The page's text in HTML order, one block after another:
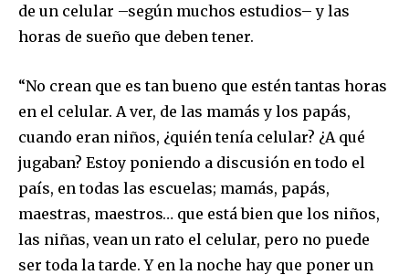
de un celular –según muchos estudios– y las
horas de sueño que deben tener.
“No crean que es tan bueno que estén tantas horas
en el celular. A ver, de las mamás y los papás,
cuando eran niños, ¿quién tenía celular? ¿A qué
jugaban? Estoy poniendo a discusión en todo el
país, en todas las escuelas; mamás, papás,
maestras, maestros… que está bien que los niños,
las niñas, vean un rato el celular, pero no puede
ser toda la tarde. Y en la noche hay que poner un